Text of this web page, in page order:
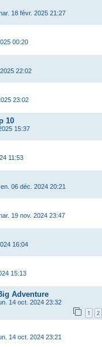
18 févr. 2025 21:27
00:20
22:02
23:02
10
15:37
11:53
06 déc. 2024 20:21
19 nov. 2024 23:47
16:04
15:13
Adventure
14 oct. 2024 23:32
1 2
14 oct. 2024 23:21